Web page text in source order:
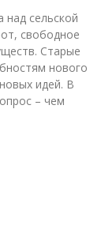
сельской
свободное
Старые
нового
идей. В
– чем